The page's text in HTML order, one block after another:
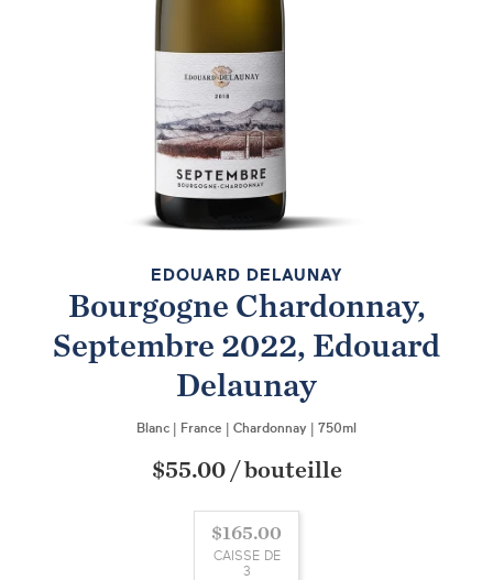
EDOUARD DELAUNAY
Bourgogne Chardonnay,
Septembre 2022, Edouard
Delaunay
Blanc France Chardonnay 750ml
$55.00 /bouteille
$165.00
CAISSE DE
3